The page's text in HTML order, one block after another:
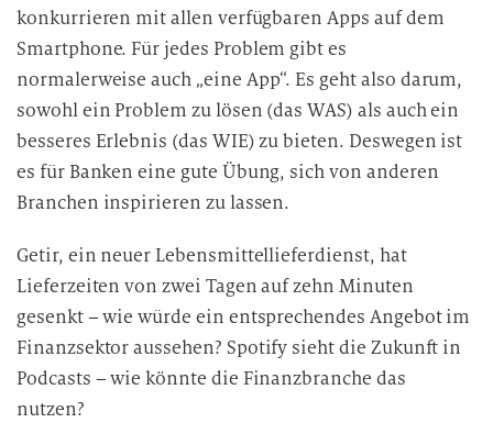
konkurrieren mit allen verfügbaren Apps auf dem
Smartphone. Für jedes Problem gibt es
normalerweise auch „eine App“. Es geht also darum,
sowohl ein Problem zu lösen (das WAS) als auch ein
besseres Erlebnis (das WIE) zu bieten. Deswegen ist
es für Banken eine gute Übung, sich von anderen
Branchen inspirieren zu lassen.
Getir, ein neuer Lebensmittellieferdienst, hat
Lieferzeiten von zwei Tagen auf zehn Minuten
gesenkt – wie würde ein entsprechendes Angebot im
Finanzsektor aussehen? Spotify sieht die Zukunft in
Podcasts – wie könnte die Finanzbranche das
nutzen?